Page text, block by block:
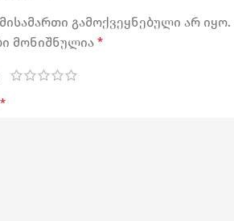
გამოქვეყნებული არ იყო.
მონიშნულია *
*